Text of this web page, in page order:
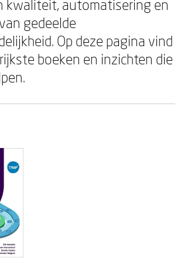
kwaliteit, automatisering en
gedeelde
Op deze pagina vind
boeken en inzichten die